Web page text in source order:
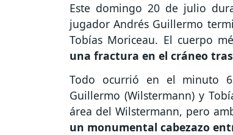
Este domingo 20 de julio
jugador Andrés Guillermo
Tobías Moriceau. El cuerpo
una fractura en el cráneo
Todo ocurrió en el minuto
Guillermo (Wilstermann) y
área del Wilstermann, pero
un monumental cabezazo